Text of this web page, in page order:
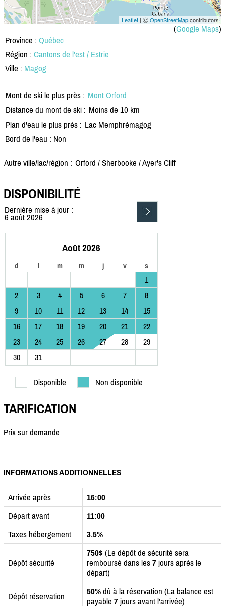
Leaflet | ⒸOpenStreetMapcontributors
(Google Maps)
Province : Québec
Région : Cantons de l'est / Estrie
Ville : Magog
Mont de ski le plus près : Mont Orford
Distance du mont de ski : Moins de 10 km
Plan d'eau le plus près : Lac Memphrémagog
Bord de l'eau : Non
Autre ville/lac/région : Orford / Sherbooke /Ayer's Cliff
DISPONIBILITÉ
Dernière mise à jour :
6 août 2026
Août 2026
d l m m j v s
1
2
3 4 5 6 7
8
9
10 11 12 13 14
15
16
17 18 19 20 21
22
23
24 25 26 27 28
29
30
31
Disponible Non disponible
TARIFICATION
Prix sur demande
INFORMATIONS ADDITIONNELLES
Arrivée après
16:00
Départ avant
11:00
Taxes hébergement
3.5%
Dépôt sécurité
750$ (Le dépôt de sécurité sera
remboursé dans les 7 jours après le
départ)
Dépôt réservation 50% dû à la réservation (La balance est
payable 7 jours avant l'arrivée)